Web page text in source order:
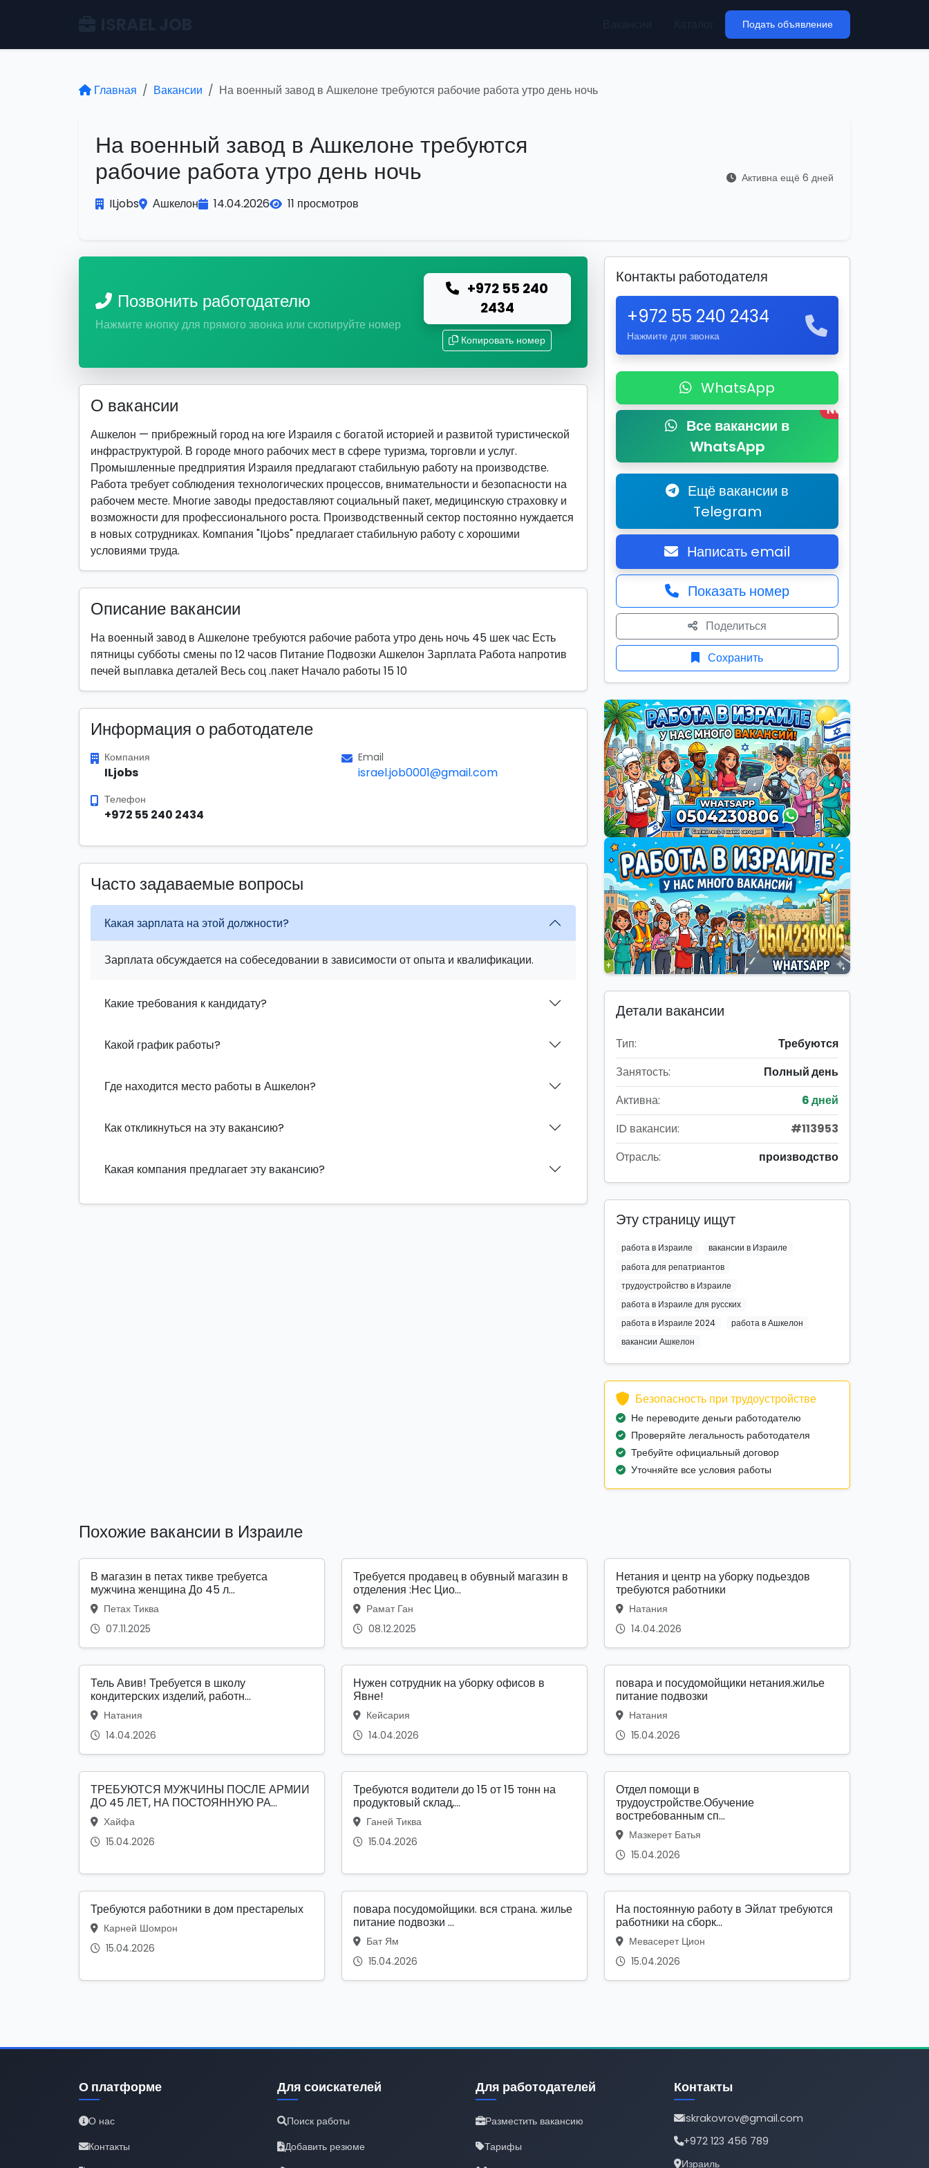
Подать объявление
Главная Вакансии На военный завод в Ашкелоне требуются рабочие работа утро день ночь
На военный завод в Ашкелоне требуются
рабочие работа утро день ночь
ILjobs Ашкелон 14.04.2026 11 просмотров
Активна ещё 6 дней
Позвонить работодателю
Нажмите кнопку для прямого звонка или скопируйте номер
+972 55 240
2434
Копировать номер
О вакансии
Ашкелон — прибрежный город на юге Израиля с богатой историей и развитой туристической
инфраструктурой. В городе много рабочих мест в сфере туризма, торговли и услуг.
Промышленные предприятия Израиля предлагают стабильную работу на производстве.
Работа требует соблюдения технологических процессов, внимательности и безопасности на
рабочем месте. Многие заводы предоставляют социальный пакет, медицинскую страховку и
возможности для профессионального роста. Производственный сектор постоянно нуждается
в новых сотрудниках. Компания "ILjobs" предлагает стабильную работу с хорошими
условиями труда.
Описание вакансии
На военный завод в Ашкелоне требуются рабочие работа утро день ночь 45 шек час Есть
пятницы субботы смены по 12 часов Питание Подвозки Ашкелон Зарплата Работа напротив
печей выплавка деталей Весь соц .пакет Начало работы 15 10
Информация о работодателе
Компания
ILjobs
Email
israel.job0001@gmail.com
Телефон
+972 55 240 2434
Часто задаваемые вопросы
Какая зарплата на этой должности?
Зарплата обсуждается на собеседовании в зависимости от опыта и квалификации.
Какие требования к кандидату?
Какой график работы?
Где находится место работы в Ашкелон?
Как откликнуться на эту вакансию?
Какая компания предлагает эту вакансию?
Контакты работодателя
+972 55 240 2434
Нажмите для звонка
WhatsApp
Все вакансии в
WhatsApp
New
Ещё вакансии в
Telegram
Написать email
Показать номер
Поделиться
Сохранить
Детали вакансии
Тип:
Требуются
Занятость:
Полный день
Активна:
6 дней
ID вакансии:
#113953
Отрасль:
производство
Эту страницу ищут
работа в Израиле
вакансии в Израиле
работа для репатриантов
трудоустройство в Израиле
работа в Израиле для русских
работа в Израиле 2024
работа в Ашкелон
вакансии Ашкелон
Безопасность при трудоустройстве
Не переводите деньги работодателю
Проверяйте легальность работодателя
Требуйте официальный договор
Уточняйте все условия работы
Похожие вакансии в Израиле
В магазин в петах тикве требуетса
мужчина женщина До 45 л...
Петах Тиква
07.11.2025
Требуется продавец в обувный магазин в
отделения :Нес Цио...
Рамат Ган
08.12.2025
Нетания и центр на уборку подьездов
требуются работники
Натания
14.04.2026
Тель Авив! Требуется в школу
кондитерских изделий, работн...
Натания
14.04.2026
Нужен сотрудник на уборку офисов в
Явне!
Кейсария
14.04.2026
повара и посудомойщики нетания.жилье
питание подвозки
Натания
15.04.2026
ТРЕБУЮТСЯ МУЖЧИНЫ ПОСЛЕ АРМИИ
ДО 45 ЛЕТ, НА ПОСТОЯННУЮ РА...
Хайфа
15.04.2026
Требуются водители до 15 от 15 тонн на
продуктовый склад,...
Ганей Тиква
15.04.2026
Отдел помощи в
трудоустройстве.Обучение
востребованным сп...
Мазкерет Батья
15.04.2026
Требуются работники в дом престарелых
Карней Шомрон
15.04.2026
повара посудомойщики. вся страна. жилье
питание подвозки ...
Бат Ям
15.04.2026
На постоянную работу в Эйлат требуются
работники на сборк...
Мевасерет Цион
15.04.2026
О платформе
О нас
Контакты
Для соискателей
Поиск работы
Добавить резюме
Для работодателей
Разместить вакансию
Тарифы
Контакты
iskrakovrov@gmail.com
+972 123 456 789
Израиль